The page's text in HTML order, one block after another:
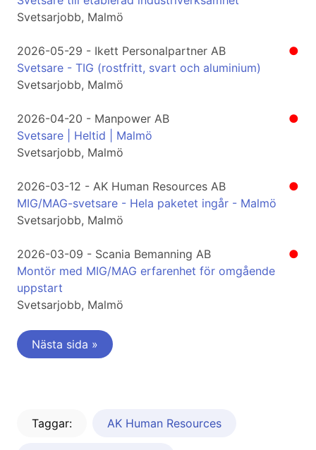
Svetsarjobb, Malmö
●
2026-05-29 - Ikett Personalpartner AB
Svetsare - TIG (rostfritt, svart och aluminium)
Svetsarjobb, Malmö
●
2026-04-20 - Manpower AB
Svetsare | Heltid | Malmö
Svetsarjobb, Malmö
●
2026-03-12 - AK Human Resources AB
MIG/MAG-svetsare - Hela paketet ingår - Malmö
Svetsarjobb, Malmö
●
2026-03-09 - Scania Bemanning AB
Montör med MIG/MAG erfarenhet för omgående
uppstart
Svetsarjobb, Malmö
Nästa sida »
Taggar: AK Human Resources